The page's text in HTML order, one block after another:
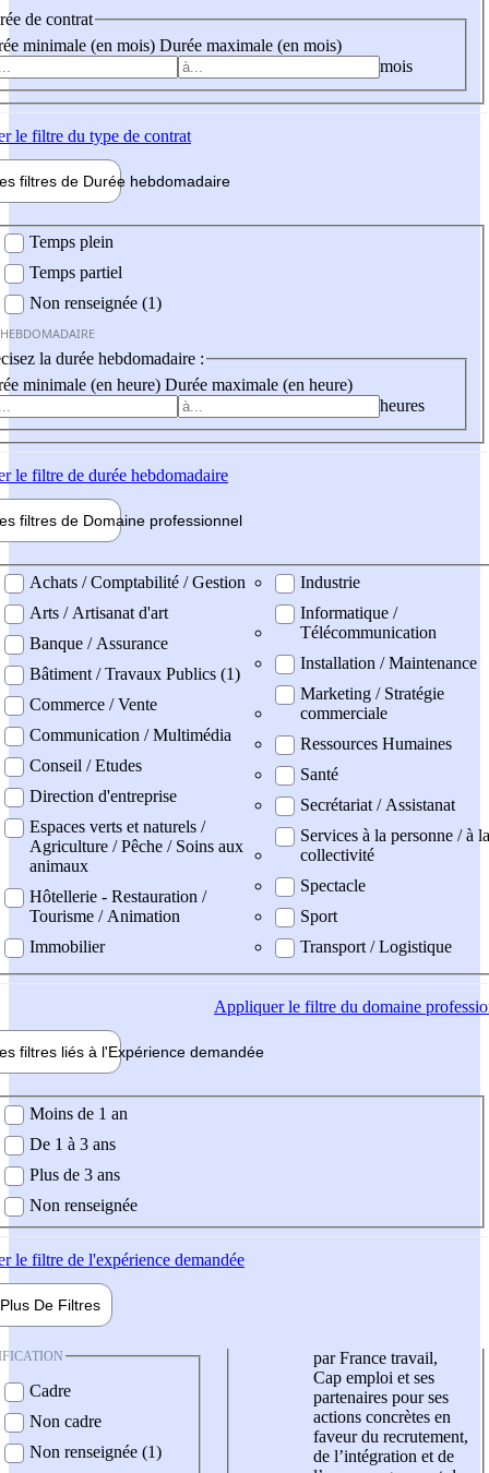
de contrat
minimale (en mois) Durée maximale (en mois)
mois
le filtre du type de contrat
filtres de Durée hebdomadaire
Temps plein
Temps partiel
Non renseignée (1)
la durée hebdomadaire :
minimale (en heure) Durée maximale (en heure)
heures
le filtre de durée hebdomadaire
filtres de Domaine professionnel
professionel
Achats / Comptabilité / Gestion
Arts / Artisanat d'art
Banque / Assurance
Bâtiment / Travaux Publics (1)
Commerce / Vente
Communication / Multimédia
Conseil / Etudes
Direction d'entreprise
Espaces verts et naturels /
Agriculture / Pêche / Soins aux
animaux
Hôtellerie - Restauration /
Tourisme / Animation
Immobilier
Industrie
Informatique /
Télécommunication
Installation / Maintenance
Marketing / Stratégie
commerciale
Ressources Humaines
Santé
Secrétariat / Assistanat
Services à la personne / à la
collectivité
Spectacle
Sport
Transport / Logistique
Appliquerle filtre du domaine
filtres liés à l'Expérience demandée
demandée
Moins de 1 an
De 1 à 3 ans
Plus de 3 ans
Non renseignée
le filtre de l'expérience demandée
Plus De Filtres
Cadre
Non cadre
Non renseignée (1)
par France travail,
Cap emploi et ses
partenaires pour ses
actions concrètes en
faveur du recrutement,
de l’intégration et de